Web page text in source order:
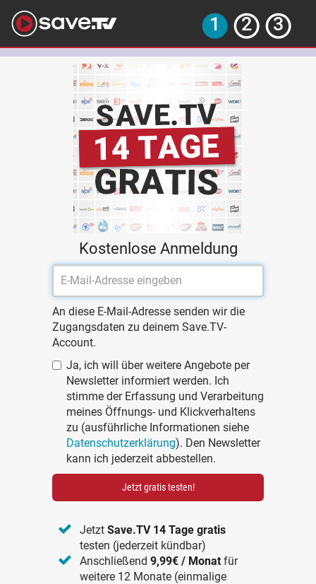
Kostenlose Anmeldung
An diese E-Mail-Adresse senden wir die
Zugangsdaten zu deinem Save.TV-
Account.
Ja, ich will über weitere Angebote per
Newsletter informiert werden. Ich
stimme der Erfassung und Verarbeitung
meines Öffnungs- und Klickverhaltens
zu (ausführliche Informationen siehe
Datenschutzerklärung). Den Newsletter
kann ich jederzeit abbestellen.
Jetzt gratis testen!
JetztSave.TV 14 Tage gratis
testen (jederzeit kündbar)
Anschließend9,99€ / Monat für
weitere 12 Monate (einmalige